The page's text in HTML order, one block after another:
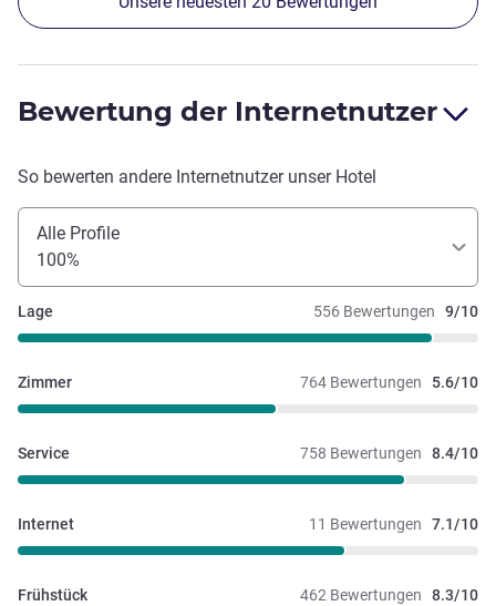
Bewertung der Internetnutzer
So bewerten andere Internetnutzer unser Hotel
Alle Profile
100%
556 Bewertungen 9/10
Lage
764 Bewertungen 5.6/10
Zimmer
758 Bewertungen 8.4/10
Service
11 Bewertungen 7.1/10
Internet
462 Bewertungen 8.3/10
Frühstück